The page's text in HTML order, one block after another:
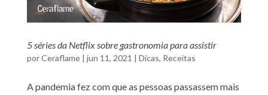
5 séries da Netflix sobre gastronomia para assistir
porCeraflame| jun 11, 2021 | Dicas, Receitas
A pandemia fez com que as pessoas passassem mais